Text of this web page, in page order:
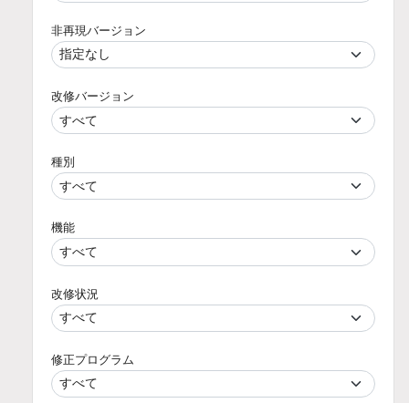
非再現バージョン
改修バージョン
種別
機能
改修状況
修正プログラム